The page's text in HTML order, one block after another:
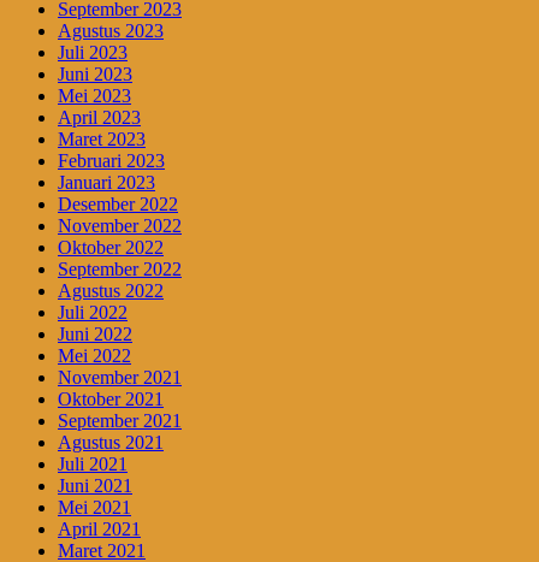
September 2023
Agustus 2023
Juli 2023
Juni 2023
Mei 2023
April 2023
Maret 2023
Februari 2023
Januari 2023
Desember 2022
November 2022
Oktober 2022
September 2022
Agustus 2022
Juli 2022
Juni 2022
Mei 2022
November 2021
Oktober 2021
September 2021
Agustus 2021
Juli 2021
Juni 2021
Mei 2021
April 2021
Maret 2021